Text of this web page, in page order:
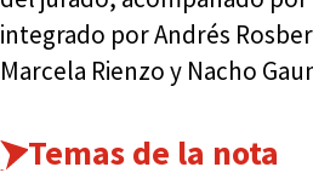
integrado por Andrés
Marcela Rienzo y Nacho
Temas de la nota